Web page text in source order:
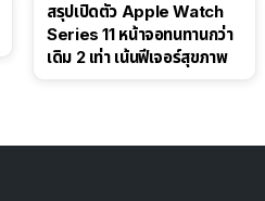
สรุปเปิดตัว Apple Watch
Series 11 หน้าจอทนทานกว่า
เดิม 2 เท่า เน้นฟีเจอร์สุขภาพ